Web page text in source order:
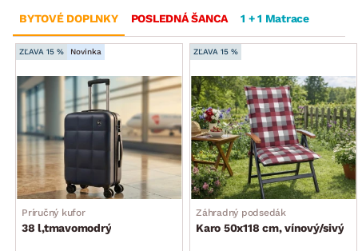
BYTOVÉ DOPLNKY POSLEDNÁ ŠANCA 1 + 1 Matrace
ZĽAVA 15 % Novinka
Príručný kufor
38 l,tmavomodrý
ZĽAVA 15 %
Záhradný podsedák
Karo 50x118 cm, vínový/sivý